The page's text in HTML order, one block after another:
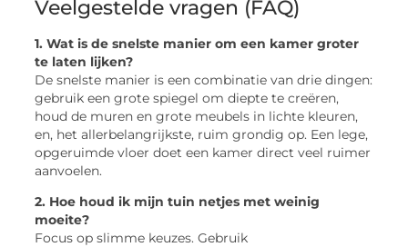
Veelgestelde vragen (FAQ)
1. Wat is de snelste manier om een kamer groter
te laten lijken?
De snelste manier is een combinatie van drie dingen:
gebruik een grote spiegel om diepte te creëren,
houd de muren en grote meubels in lichte kleuren,
en, het allerbelangrijkste, ruim grondig op. Een lege,
opgeruimde vloer doet een kamer direct veel ruimer
aanvoelen.
2. Hoe houd ik mijn tuin netjes met weinig
moeite?
Focus op slimme keuzes. Gebruik